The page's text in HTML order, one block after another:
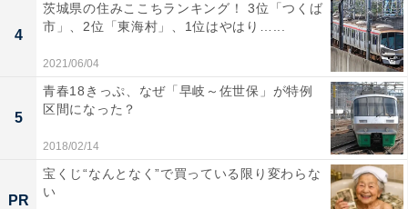
4
茨城県の住みここちランキング！ 3位「つくば
市」、2位「東海村」、1位はやはり…...
2021/06/04
5
青春18きっぷ、なぜ「早岐～佐世保」が特例
区間になった？
2018/02/14
PR
宝くじ“なんとなく”で買っている限り変わらな
い